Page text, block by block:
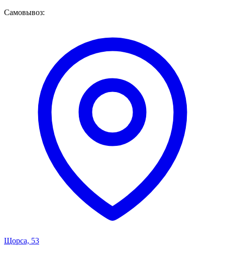
Самовывоз:
Щорса, 53